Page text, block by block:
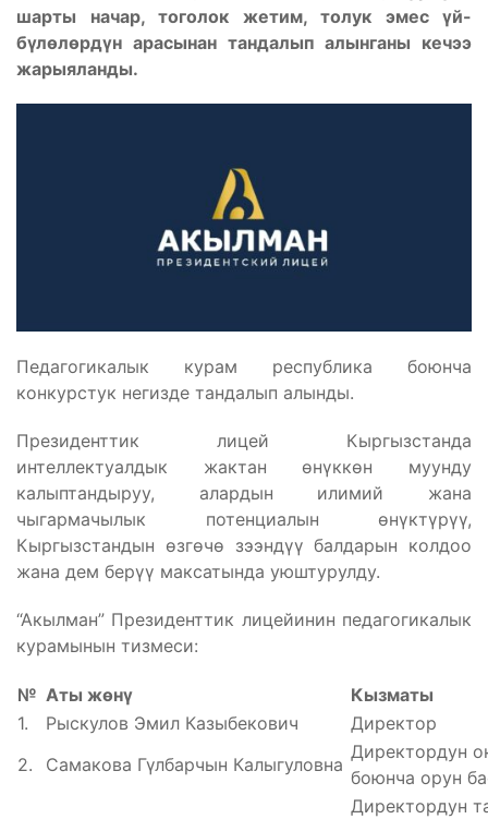
шарты начар, тоголок жетим, толук эмес үй-
бүлөлөрдүн арасынан тандалып алынганы кечээ
жарыяланды.
Педагогикалык курам республика боюнча
конкурстук негизде тандалып алынды.
Президенттик лицей Кыргызстанда
интеллектуалдык жактан өнүккөн муунду
калыптандыруу, алардын илимий жана
чыгармачылык потенциалын өнүктүрүү,
Кыргызстандын өзгөчө зээндүү балдарын колдоо
жана дем берүү максатында уюштурулду.
“Акылман” Президенттик лицейинин педагогикалык
курамынын тизмеси:
№ Аты жөнү
Кызматы
1.
Рыскулов Эмил Казыбекович
Директор
2.
Самакова Гүлбарчын Калыгуловна
Директордун
боюнча орун
Директордун